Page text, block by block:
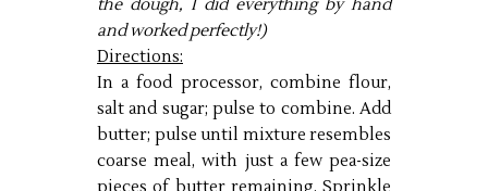
the dough, I did everything by hand
and worked perfectly!)
Directions:
In a food processor, combine flour,
salt and sugar; pulse to combine. Add
butter; pulse until mixture resembles
coarse meal, with just a few pea-size